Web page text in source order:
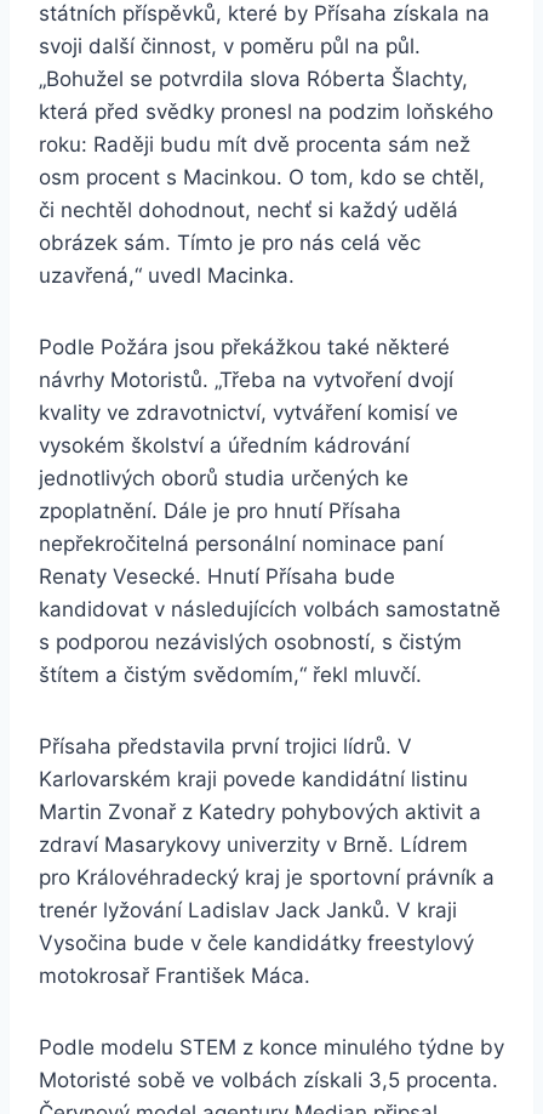
státních příspěvků, které by Přísaha získala na
svoji další činnost, v poměru půl na půl.
„Bohužel se potvrdila slova Róberta Šlachty,
která před svědky pronesl na podzim loňského
roku: Raději budu mít dvě procenta sám než
osm procent s Macinkou. O tom, kdo se chtěl,
či nechtěl dohodnout, nechť si každý udělá
obrázek sám. Tímto je pro nás celá věc
uzavřená,“ uvedl Macinka.
Podle Požára jsou překážkou také některé
návrhy Motoristů. „Třeba na vytvoření dvojí
kvality ve zdravotnictví, vytváření komisí ve
vysokém školství a úředním kádrování
jednotlivých oborů studia určených ke
zpoplatnění. Dále je pro hnutí Přísaha
nepřekročitelná personální nominace paní
Renaty Vesecké. Hnutí Přísaha bude
kandidovat v následujících volbách samostatně
s podporou nezávislých osobností, s čistým
štítem a čistým svědomím,“ řekl mluvčí.
Přísaha představila první trojici lídrů. V
Karlovarském kraji povede kandidátní listinu
Martin Zvonař z Katedry pohybových aktivit a
zdraví Masarykovy univerzity v Brně. Lídrem
pro Královéhradecký kraj je sportovní právník a
trenér lyžování Ladislav Jack Janků. V kraji
Vysočina bude v čele kandidátky freestylový
motokrosař František Máca.
Podle modelu STEM z konce minulého týdne by
Motoristé sobě ve volbách získali 3,5 procenta.